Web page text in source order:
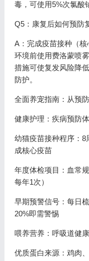
毒，可使用5%次氯酸
Q5：康复后如何预防
A：完成疫苗接种（
环境前使用费洛蒙喷
措施可使复发风险降
防护。
全面养宠指南：从预
健康护理：疾病预防
幼猫疫苗接种程序：8
成核心疫苗
年度体检项目：血常
每年1次）
早期预警信号：每日
20%即需警惕
喂养营养：呼吸道健
优质蛋白来源：鸡肉